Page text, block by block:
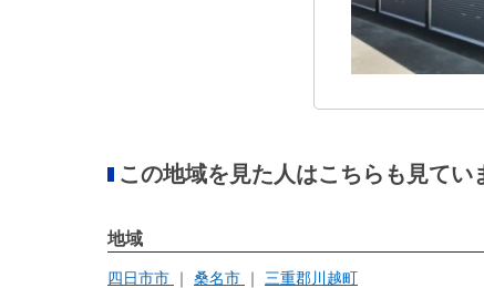
この地域を見た人はこちらも見てい
地域
四日市市 桑名市 三重郡川越町